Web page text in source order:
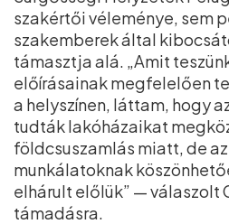
szakértői véleménye, sem
szakemberek által
támasztja alá. „Amit
előírásainak megfelelően
a helyszínen, láttam, hogy
tudták lakóházaikat
földcsuszamlás miatt, de
munkálatoknak
elhárult előlük” — válaszolt
támadásra.